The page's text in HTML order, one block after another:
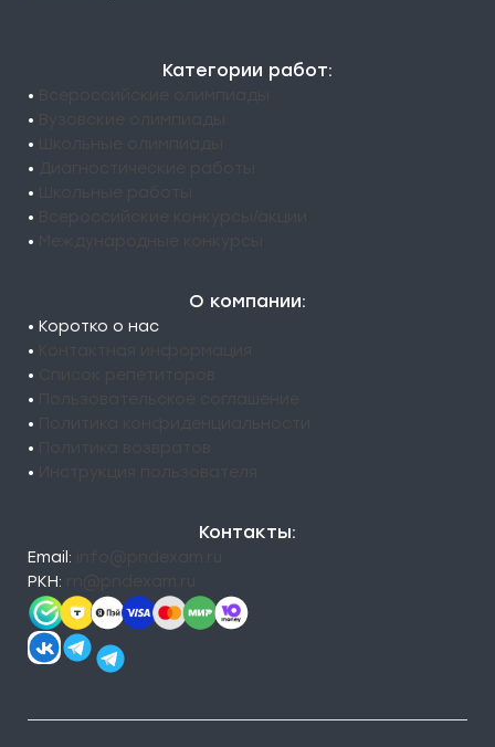
Категории работ:
•
•
•
•
•
•
•
О компании:
• Коротко о нас
•
•
•
•
•
•
Контакты:
Email:
РКН: